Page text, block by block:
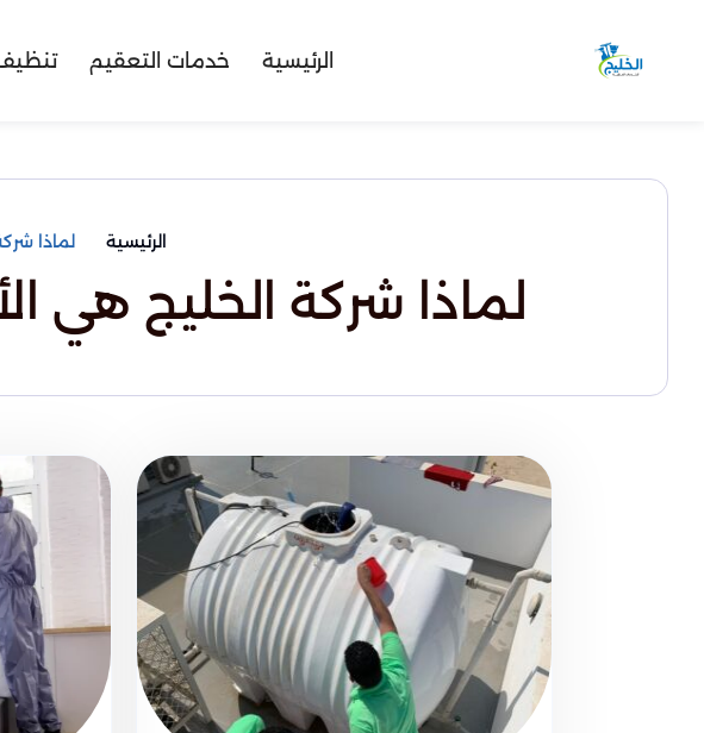
الرئيسية خدمات التعقيم تنظيف
الرئيسية لماذا
لماذا شركة الخليج